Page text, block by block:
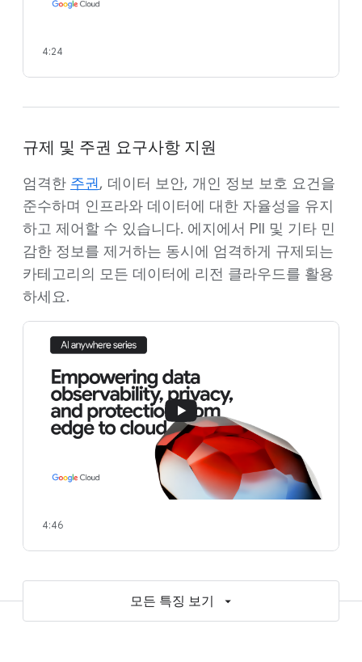
4:24
규제 및 주권 요구사항 지원
엄격한 주권, 데이터 보안, 개인 정보 보호 요건을
준수하며 인프라와 데이터에 대한 자율성을 유지
하고 제어할 수 있습니다. 에지에서 PII 및 기타 민
감한 정보를 제거하는 동시에 엄격하게 규제되는
카테고리의 모든 데이터에 리전 클라우드를 활용
하세요.
4:46
모든 특징 보기